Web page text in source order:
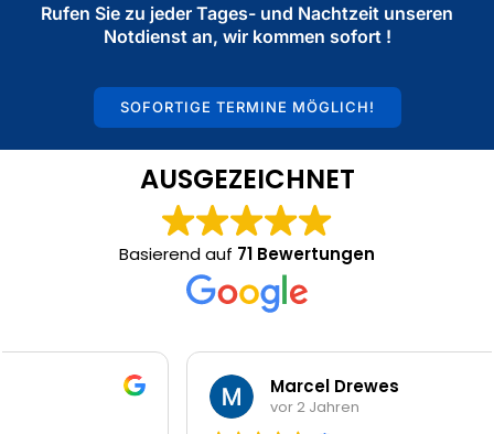
Rufen Sie zu jeder Tages- und Nachtzeit unseren
Notdienst an, wir kommen sofort !
SOFORTIGE TERMINE MÖGLICH!
AUSGEZEICHNET
Basierend auf 71 Bewertungen
Marcel Drewes